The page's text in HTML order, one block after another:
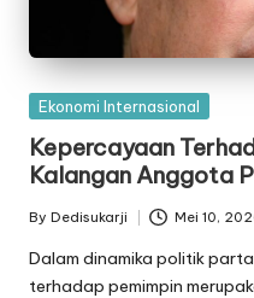
Posted
Ekonomi Internasional
Kepercayaan
Kalangan Anggota
Posted
by
By Dedisukarji Mei 10,
Dalam dinamika politik
terhadap pemimpin